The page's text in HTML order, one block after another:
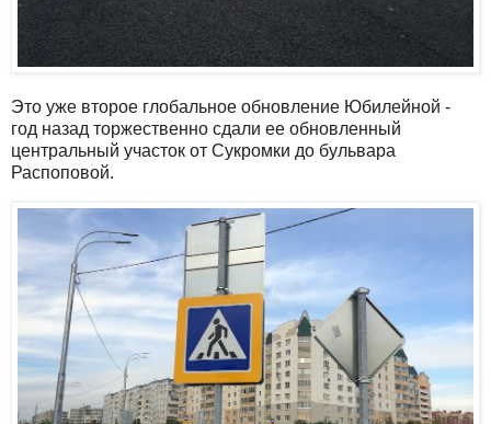
Это уже второе глобальное обновление Юбилейной -
год назад торжественно сдали ее обновленный
центральный участок от Сукромки до бульвара
Распоповой.